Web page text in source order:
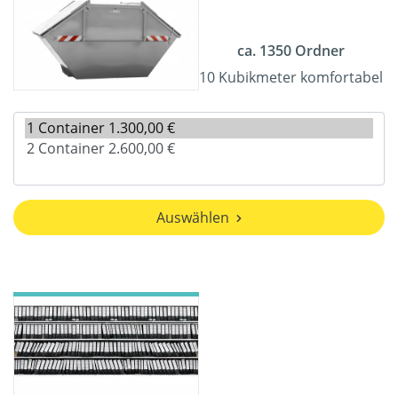
ca. 1350 Ordner
10 Kubikmeter komfortabel
Auswählen